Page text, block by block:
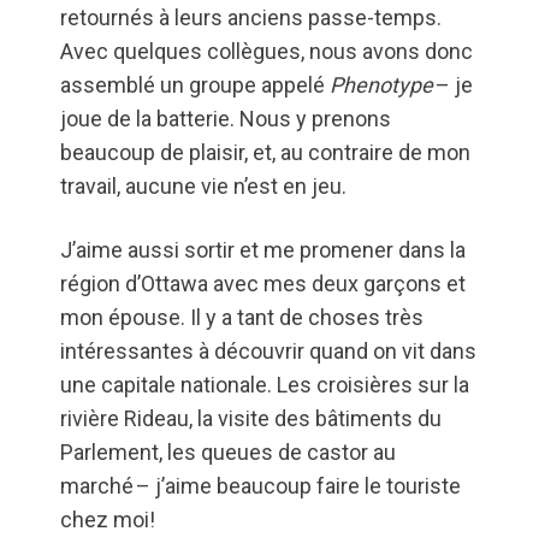
retournés à leurs anciens passe-temps.
Avec quelques collègues, nous avons donc
assemblé un groupe appelé Phenotype– je
joue de la batterie. Nous y prenons
beaucoup de plaisir, et, au contraire de mon
travail, aucune vie n’est en jeu.
J’aime aussi sortir et me promener dans la
région d’Ottawa avec mes deux garçons et
mon épouse. Il y a tant de choses très
intéressantes à découvrir quand on vit dans
une capitale nationale. Les croisières sur la
rivière Rideau, la visite des bâtiments du
Parlement, les queues de castor au
marché – j’aime beaucoup faire le touriste
chez moi!